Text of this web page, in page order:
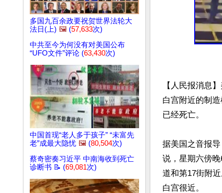
多国九百余政要祝贺世界法轮大
法日(上) 🖼️ (57,633次)
中共至今为何没有对美国公布
“UFO文件”评论 (63,430次)
中国首现“老人多于孩子” “未富先
老”成最大隐忧 🖼️ (80,504次)
蔡奇密奏习近平 中南海收到死亡
诊断书 📝 (69,081次)
【人民报消息
白宫附近的制
已经死亡。
据美国之音报
说，星期六傍
道和第17街附
白宫很近。